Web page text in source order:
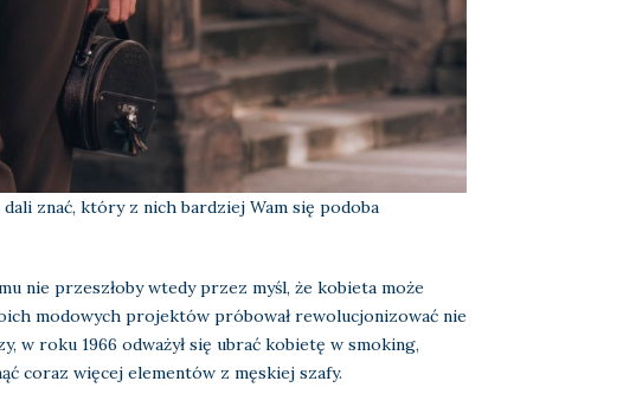
znać, który z nich bardziej Wam się podoba
nie przeszłoby wtedy przez myśl, że kobieta może
modowych projektów próbował rewolucjonizować nie
w roku 1966 odważył się ubrać kobietę w smoking,
coraz więcej elementów z męskiej szafy.